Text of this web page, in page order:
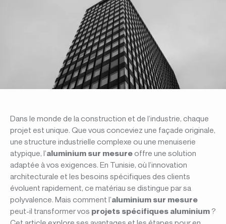
Dans le monde de la construction et de l’industrie, chaque
projet est unique. Que vous conceviez une façade originale,
une structure industrielle complexe ou une menuiserie
atypique, l’aluminium sur mesureoffre une solution
adaptée à vos exigences. En Tunisie, où l’innovation
architecturale et les besoins spécifiques des clients
évoluent rapidement, ce matériau se distingue par sa
polyvalence. Mais comment l’aluminium sur mesure
peut-il transformer vos projets spécifiques aluminium?